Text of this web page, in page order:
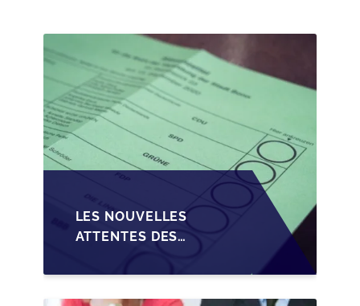
LES NOUVELLES
ATTENTES DES
TRANSMISSION DES
PME BELGES